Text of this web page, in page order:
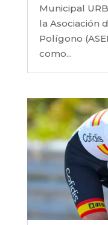
Municipal
la Asociación
Polígono
como...